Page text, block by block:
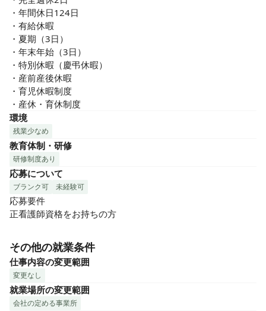
・年間休日124日
・有給休暇
・夏期（3日）
・年末年始（3日）
・特別休暇（慶弔休暇）
・産前産後休暇
・育児休暇制度
・産休・育休制度
環境
残業少なめ
教育体制・研修
研修制度あり
応募について
ブランク可 未経験可
応募要件
正看護師資格をお持ちの方
その他の就業条件
仕事内容の変更範囲
変更なし
就業場所の変更範囲
会社の定める事業所